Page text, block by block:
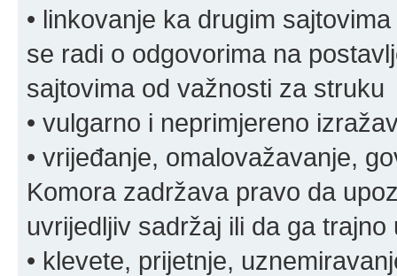
• linkovanje ka drugim
se radi o odgovorima na
sajtovima od važnosti za struku
• vulgarno i neprimjereno
• vrijeđanje, omalovažavanje,
Komora zadržava pravo da
uvrijedljiv sadržaj ili da ga trajno
• klevete, prijetnje,